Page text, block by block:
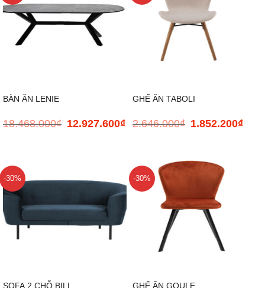
BÀN ĂN LENIE
18.468.000₫
Giá
12.927.600₫Giá
12.927.600₫.
GHẾ ĂN TABOLI
2.646.000₫
Giá
2.646.000₫.
1.852.200₫Giá
-30%
SOFA 2 CHỖ BILL
-30%
GHẾ ĂN GOULE